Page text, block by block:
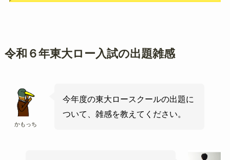
令和６年東大ロー入試の出題雑感
かもっち
今年度の東大ロースクールの出題に
ついて、雑感を教えてください。